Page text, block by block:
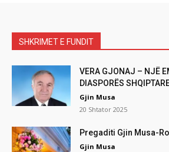
SHKRIMET E FUNDIT
VERA GJONAJ – NJË
DIASPORËS
Gjin Musa
20 Shtator 2025
Pregaditi Gjin Musa-
Gjin Musa